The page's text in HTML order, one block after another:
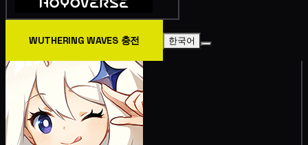
WUTHERING WAVES 충전 한국어